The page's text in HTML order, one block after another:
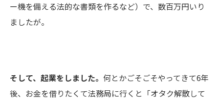
ー機を備える法的な書類を作るなど）で、数百万円いり
ましたが。
そして、起業をしました。 何とかごそごそやってきて6年
後、お金を借りたくて法務局に行くと「オタク解散して